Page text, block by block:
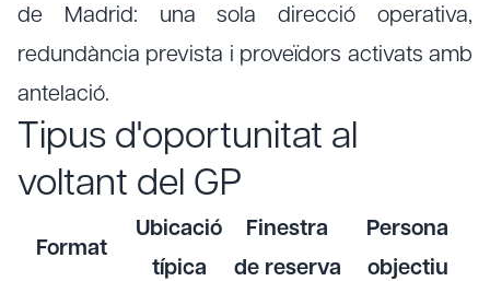
de Madrid: una sola direcció operativa,
redundància prevista i proveïdors activats amb
antelació.
Tipus d'oportunitat al
voltant del GP
Format
Ubicació
típica
Finestra
de reserva
Persona
objectiu